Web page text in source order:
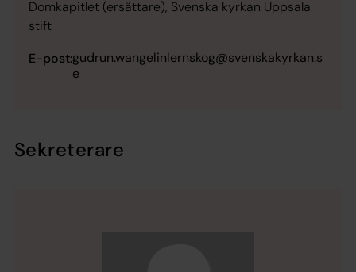
Domkapitlet (ersättare), Svenska kyrkan Uppsala
stift
E-post:gudrun.wangelinlernskog@svenskakyrkan.s
e
Sekreterare